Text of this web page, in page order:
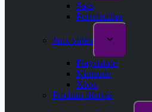
Sacs
Portefeuilles
Jeux vidéo
Playstation
Nintendo
Xbox
Produits dérivés